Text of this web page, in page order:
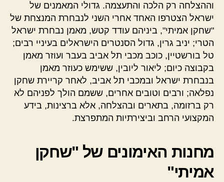
וההצלחה רק הלכה והתעצמה. גדולי המאמנים של
ישראל הצטרפו האחד אחרי השני לנבחרת המנצחת של
"שחקן אמיתי", ביניהם עודד קטש, מאמן נבחרת ישראל
הטרי; יניב גרין, גדול הסנטרים הישראלים בעיניי רבים;
טל בורשטיין, כוכב מכבי תל אביב בעבר ועוזר מאמן
בקבוצה כיום; ליאור ליובין, ששימש כעוזר מאמן
בנבחרת ישראל ובמכבי תל אביב, לאחר קריירת שחקן
נפלאה; ורבים וטובים אחרים, ששמם הולך לפניהם לא
רק ברזומה, בתארים ובהצלחה, אלא ברצינות, בידע
המקצועי הרחב וביצירתיות המתפרצת.
מחנות האימונים של "שחקן
אמיתי"